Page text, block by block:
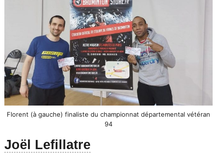
Florent (à gauche) finaliste du championnat départemental vétéran
94
Joël Lefillatre